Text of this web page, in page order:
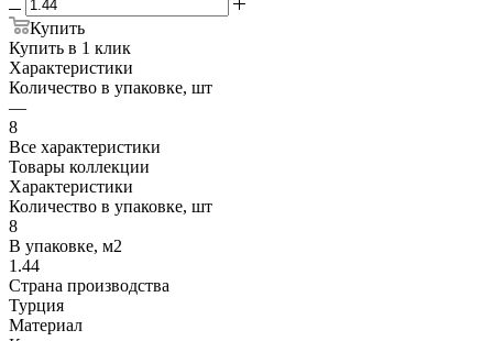
Купить
Купить в 1 клик
Характеристики
Количество в упаковке, шт
—
8
Все характеристики
Товары коллекции
Характеристики
Количество в упаковке, шт
8
В упаковке, м2
1.44
Страна производства
Турция
Материал